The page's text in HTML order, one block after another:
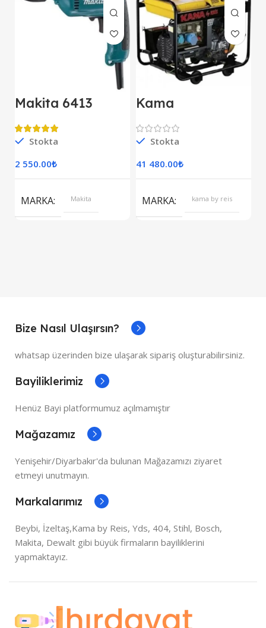
Makita 6413
Stokta
2 550.00₺
MARKA Makita
Kama
Kipor Dizel
Jeneratör Marşlı
Monofaze
Stokta
41 480.00₺
MARKA kama by reis
Bize Nasıl Ulaşırsın?
whatsap üzerinden bize ulaşarak sipariş oluşturabilirsiniz.
Bayiliklerimiz
Henüz Bayi platformumuz açılmamıştır
Mağazamız
Yenişehir/Diyarbakır'da bulunan Mağazamızı ziyaret
etmeyi unutmayın.
Markalarımız
Beybi, İzeltaş,Kama by Reis, Yds, 404, Stihl, Bosch,
Makita, Dewalt gibi büyük firmaların bayiliklerini
yapmaktayız.